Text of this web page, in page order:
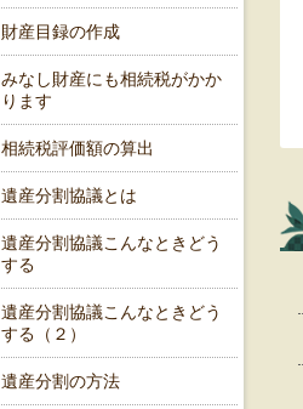
財産目録の作成
みなし財産にも相続税がかか
ります
相続税評価額の算出
遺産分割協議とは
遺産分割協議こんなときどう
する
遺産分割協議こんなときどう
する（２）
遺産分割の方法